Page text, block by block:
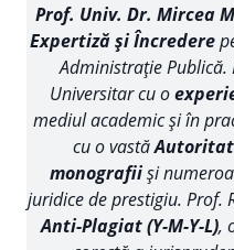
Prof. Univ. Dr. Mircea
Expertiză și Încredere
Administrație Publică.
Universitar cu o
mediul academic și în
cu o vastă
monografiiși
juridice de prestigiu. Prof.
Anti-Plagiat (Y-M-Y-L),